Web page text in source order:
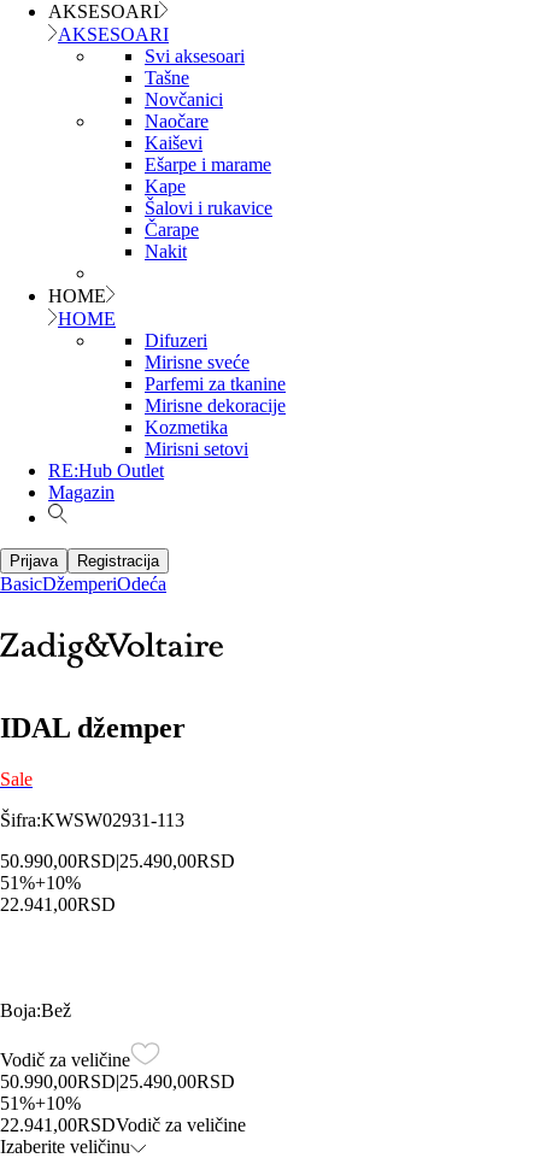
AKSESOARI
AKSESOARI
Svi aksesoari
Tašne
Novčanici
Naočare
Kaiševi
Ešarpe i marame
Kape
Šalovi i rukavice
Čarape
Nakit
HOME
HOME
Difuzeri
Mirisne sveće
Parfemi za tkanine
Mirisne dekoracije
Kozmetika
Mirisni setovi
RE:Hub Outlet
Magazin
Prijava Registracija
BasicDžemperiOdeća
IDAL džemper
Sale
Šifra:KWSW02931-113
50.990,00RSD|25.490,00RSD
51%+10%
22.941,00RSD
Boja:Bež
Vodič za veličine
50.990,00RSD|25.490,00RSD
51%+10%
22.941,00RSDVodič za veličine
Izaberite veličinu